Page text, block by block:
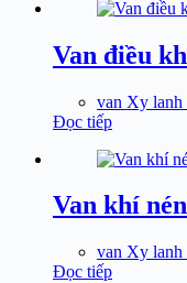
Van điều
van Xy lanh
Đọc tiếp
Van khí
van Xy lanh
Đọc tiếp